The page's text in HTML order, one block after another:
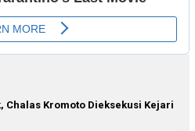
Chalas Kromoto Dieksekusi Kejari